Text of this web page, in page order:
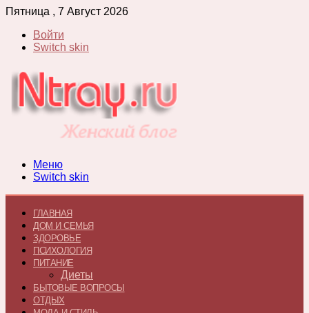
Пятница , 7 Август 2026
Войти
Switch skin
Меню
Switch skin
ГЛАВНАЯ
ДОМ И СЕМЬЯ
ЗДОРОВЬЕ
ПСИХОЛОГИЯ
ПИТАНИЕ
Диеты
БЫТОВЫЕ ВОПРОСЫ
ОТДЫХ